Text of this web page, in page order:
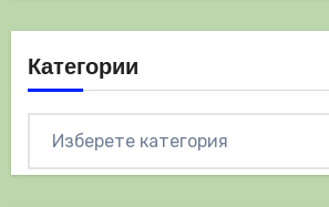
Категории